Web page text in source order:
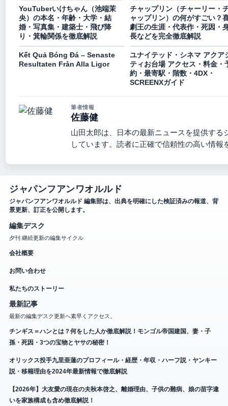
YouTuberいけちゃん（池端茉
央）の本名・年齢・大学・結
婚・写真集・建築士・飛び降
り・箕輪関係を徹底解説
チャップリン（チャーリー・
ャップリン）の何がすごい？
劇王の生涯・代表作・死因・
長などを完全徹底解説
Kết Quả Bóng Đá – Senaste
Resultaten Från Alla Ligor
ユナイテッド・シネマ アクア
ティお台場 アクセス・料金・
約・最寄駅・階数・4DX・
SCREENXガイド
筆者情報
佐藤健
山田太郎は、日本の最新ニュースを提供す
しています。読者に正確で信頼性の高い情
ジャパンフアンワオルルド
ジャパンフアンワオルルド 編集部は、出典を明確にした検証済みの報道、背
景更新、訂正を公開します。
編集デスク
夕刊 継続更新の編集サイクル
会社概要
お問い合わせ
私たちのストーリー
最新記事
最新の編集デスク更新へ素早くアクセス。
チンギス＝ハンとは？何をした人か徹底解説！モンゴル帝国建国、妻・子
孫・死因・3つの宝物とヤサの秘密！
オリックス投手九里亜蓮のプロフィール・経歴・年収・ハーフ説・ヤンキー
説・移籍理由を2024年最新情報で徹底解説
【2026年】大友愛の現在の夫秋本啓之、離婚理由、子供の難病、娘の苗字違
いを家族構成も含め徹底解説！